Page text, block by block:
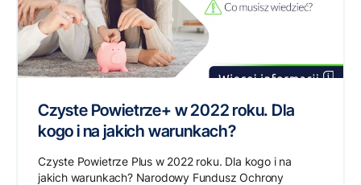
Czyste Powietrze+ w 2022 roku. Dla
kogo i na jakich warunkach?
Czyste Powietrze Plus w 2022 roku. Dla kogo i na
jakich warunkach? Narodowy Fundusz Ochrony